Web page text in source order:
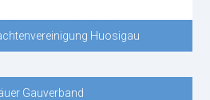
Huosigau
Gauverband